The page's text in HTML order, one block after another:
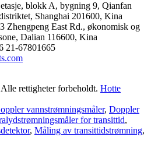
etasje, blokk A, bygning 9, Qianfan
Shanghai 201600, Kina
Zhengpeng East Rd., økonomisk og
Dalian 116600, Kina
21-67801665
rettigheter forbeholdt. Hotte
vannstrømningsmåler, Doppler
for transittid,
, Måling av transittidstrømning,